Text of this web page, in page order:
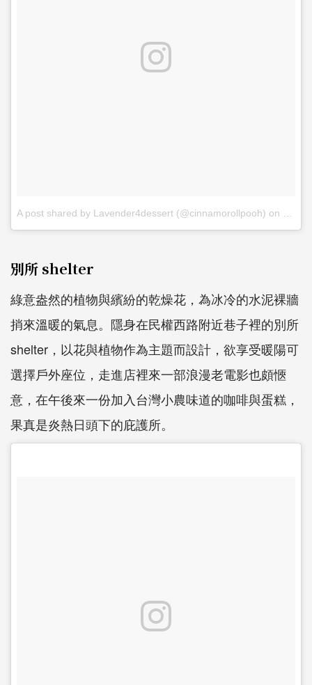
A post shared by Lavender4dessert (@cinnamorollpooh) on
別所 shelter
綠意盎然的植物與繽紛的乾燥花，為冰冷的水泥裸牆
捎來溫暖的氣息。隱身在民權西路附近巷子裡的別所
shelter，以花與植物作為主題而設計，欲享受暖陽可
選擇戶外座位，走進店裡來一部浪漫老電影也頗愜
意，在午後來一份加入台灣小農味道的咖啡與蛋糕，
果真是炎熱日頭下的庇護所。